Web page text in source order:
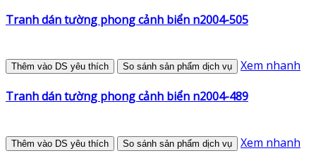
Tranh dán tường phong cảnh biển n2004-505
Thêm vào DS yêu thích So sánh sản phẩm dịch vụ Xem nhanh
Tranh dán tường phong cảnh biển n2004-489
Thêm vào DS yêu thích So sánh sản phẩm dịch vụ Xem nhanh